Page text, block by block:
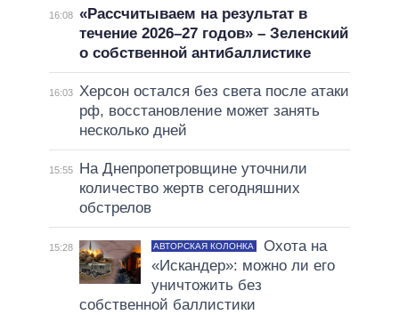
16:08 «Рассчитываем на результат в
течение 2026–27 годов» – Зеленский
о собственной антибаллистике
16:03 Херсон остался без света после атаки
рф, восстановление может занять
несколько дней
15:55
На Днепропетровщине уточнили
количество жертв сегодняшних
обстрелов
15:28 АВТОРСКАЯ КОЛОНКА
Охота на
«Искандер»: можно ли его
уничтожить без
собственной баллистики